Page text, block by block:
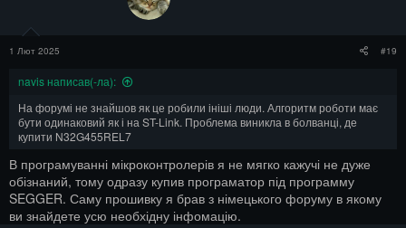
1 Лют 2025 #19
navis написав(-ла):
На форумі не знайшов як це робили ініші люди. Алгоритм роботи має
бути одинаковий як і на ST-Link. Проблема виникла в болванці, де
купити N32G455REL7
В програмуванні мікроконтролерів я не мягко кажучі не дуже
обізнаний, тому одразу купив програматор під программу
SEGGER. Саму прошивку я брав з німецького форуму в якому
ви знайдете усю необхідну інфомацію.